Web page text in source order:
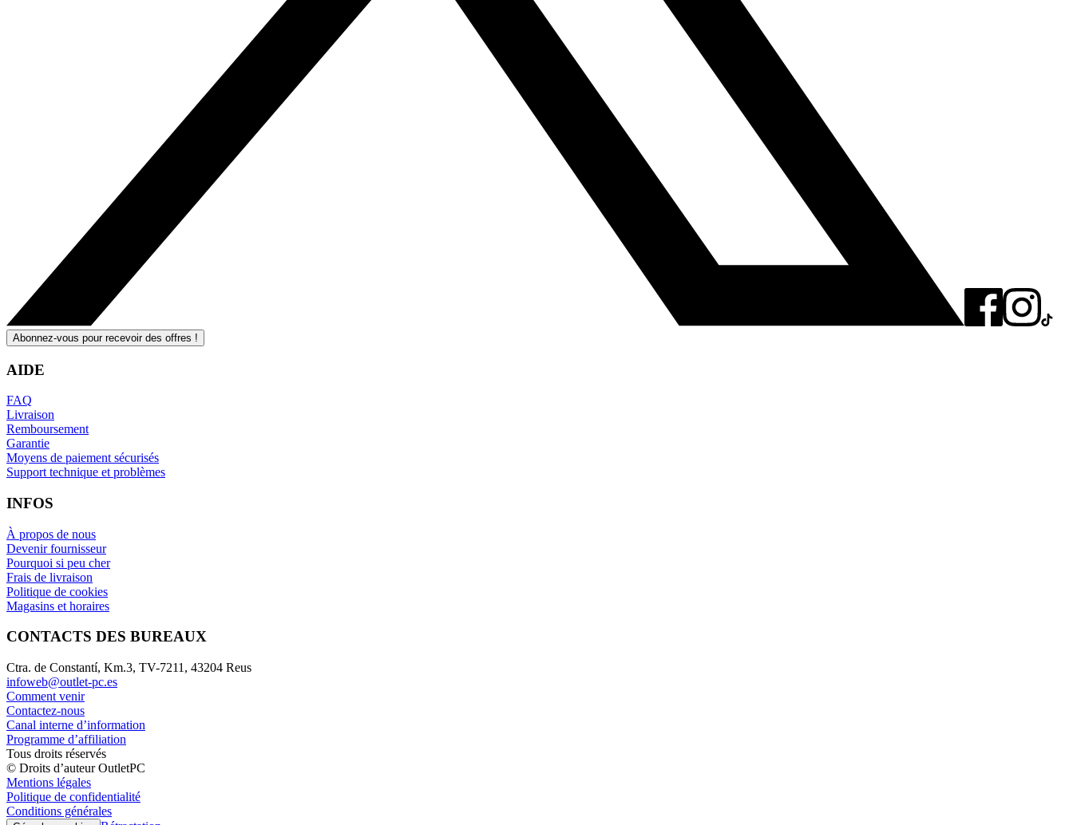
Abonnez-vous pour recevoir des offres !
AIDE
FAQ
Livraison
Remboursement
Garantie
Moyens de paiement sécurisés
Support technique et problèmes
INFOS
À propos de nous
Devenir fournisseur
Pourquoi si peu cher
Frais de livraison
Politique de cookies
Magasins et horaires
CONTACTS DES BUREAUX
Ctra. de Constantí, Km.3, TV-7211, 43204 Reus
infoweb@outlet-pc.es
Comment venir
Contactez-nous
Canal interne d’information
Programme d’affiliation
Tous droits réservés
© Droits d’auteur OutletPC
Mentions légales
Politique de confidentialité
Conditions générales